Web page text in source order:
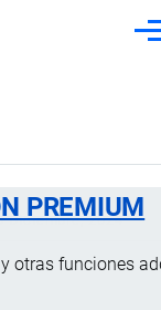
PREMIUM
otras funciones
Diciembre, 2024